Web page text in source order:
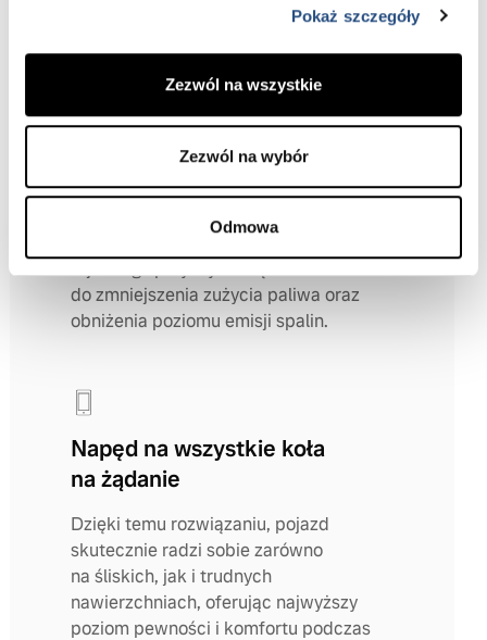
Pokaż szczegóły
Zezwól na wszystkie
Zezwól na wybór
Odmowa
Wydajność miękkiej hybrydy
Nasze łagodne hybrydy odzyskują
energię wytworzoną podczas
hamowania i magazynują ją w
do zmniejszenia zużycia paliwa oraz
obniżenia poziomu emisji spalin.
Napęd na wszystkie koła
na żądanie
Dzięki temu rozwiązaniu, pojazd
skutecznie radzi sobie zarówno
na śliskich, jak i trudnych
nawierzchniach, oferując najwyższy
poziom pewności i komfortu podczas